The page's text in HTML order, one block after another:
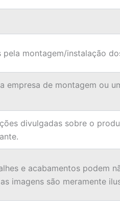
pela montagem/instalação
empresa de montagem ou
divulgadas sobre o
e acabamentos podem
imagens são meramente